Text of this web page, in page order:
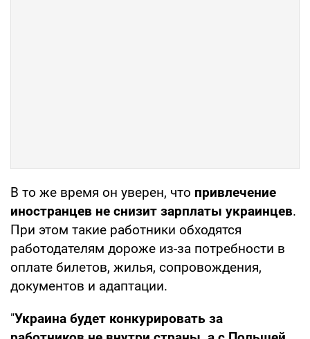
В то же время он уверен, что привлечение
иностранцев не снизит зарплаты украинцев.
При этом такие работники обходятся
работодателям дороже из-за потребности в
оплате билетов, жилья, сопровождения,
документов и адаптации.
"Украина будет конкурировать за